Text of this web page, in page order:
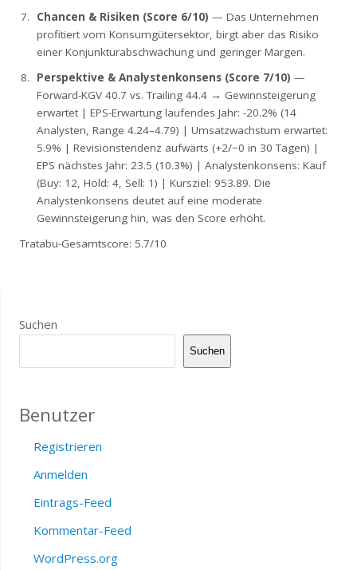
Chancen & Risiken (Score 6/10) — Das Unternehmen
profitiert vom Konsumgütersektor, birgt aber das Risiko
einer Konjunkturabschwächung und geringer Margen.
Perspektive & Analystenkonsens (Score 7/10) —
Forward-KGV 40.7 vs. Trailing 44.4 → Gewinnsteigerung
erwartet | EPS-Erwartung laufendes Jahr: -20.2% (14
Analysten, Range 4.24–4.79) | Umsatzwachstum erwartet:
5.9% | Revisionstendenz aufwärts (+2/−0 in 30 Tagen) |
EPS nächstes Jahr: 23.5 (10.3%) | Analystenkonsens: Kauf
(Buy: 12, Hold: 4, Sell: 1) | Kursziel: 953.89. Die
Analystenkonsens deutet auf eine moderate
Gewinnsteigerung hin, was den Score erhöht.
Tratabu-Gesamtscore: 5.7/10
Suchen
Suchen
Benutzer
Registrieren
Anmelden
Eintrags-Feed
Kommentar-Feed
WordPress.org